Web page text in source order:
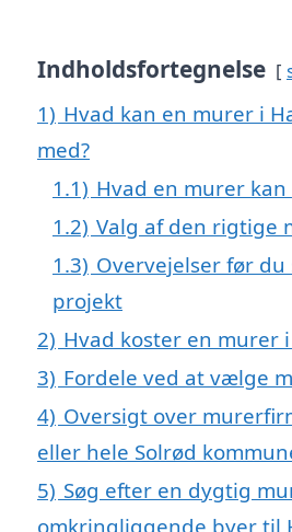
Indholdsfortegnelse
1) Hvad kan en murer i
med?
1.1) Hvad en murer
1.2) Valg af den rigtige
1.3) Overvejelser før
projekt
2) Hvad koster en murer
3) Fordele ved at vælge
4) Oversigt over
eller hele Solrød
5) Søg efter en dygtig
omkringliggende byer til